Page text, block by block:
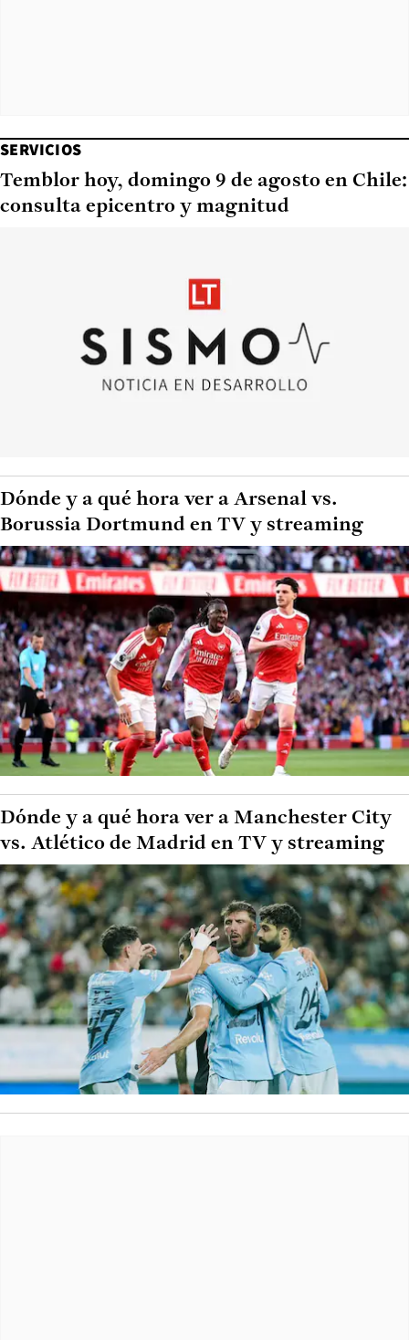
SERVICIOS
Temblor hoy, domingo 9 de agosto en Chile:
consulta epicentro y magnitud
Dónde y a qué hora ver a Arsenal vs.
Borussia Dortmund en TV y streaming
Dónde y a qué hora ver a Manchester City
vs. Atlético de Madrid en TV y streaming